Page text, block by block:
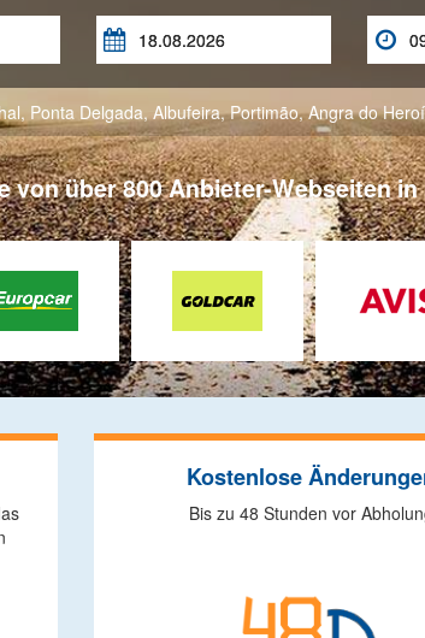
 
, Ponta Delgada, Albufeira,Portimão,Angra do
von über 800 Anbieter-Webseiten
Kostenlose
Bis zu 48 Stunden vor